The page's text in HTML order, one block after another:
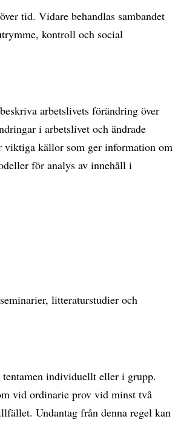
tid. Vidare behandlas sambandet
kontroll och social
arbetslivets förändring över
i arbetslivet och ändrade
viktiga källor som ger information om
för analys av innehåll i
litteraturstudier och
individuellt eller i grupp.
vid ordinarie prov vid minst två
Undantag från denna regel kan